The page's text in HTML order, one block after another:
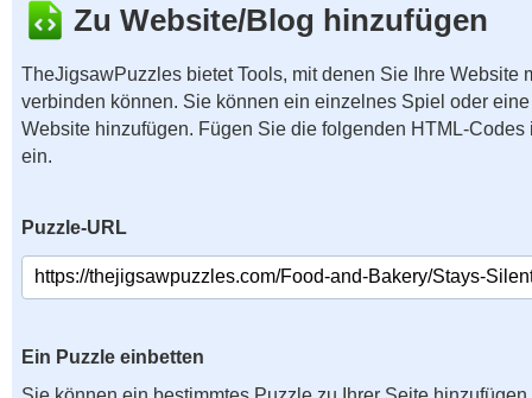
Zu Website/Blog hinzufügen
TheJigsawPuzzles bietet Tools, mit denen Sie Ihre Website
verbinden können. Sie können ein einzelnes Spiel oder
Website hinzufügen. Fügen Sie die folgenden HTML-
ein.
Puzzle-URL
Ein Puzzle einbetten